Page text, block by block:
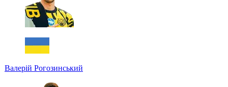
Валерій Рогозинський